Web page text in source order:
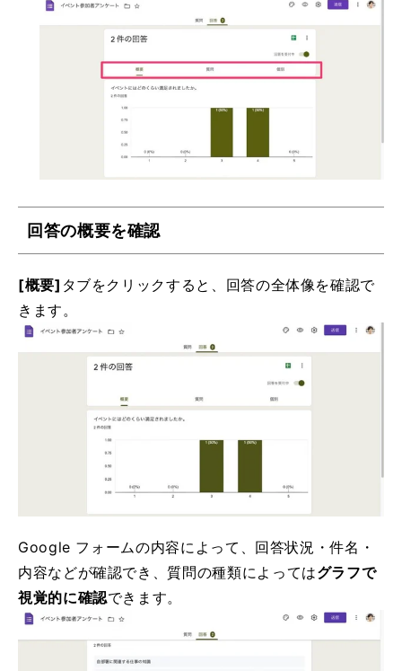
回答の概要を確認
[概要] タブをクリックすると、回答の全体像を確認で
きます。
Google フォームの内容によって、回答状況・件名・
内容などが確認でき、質問の種類によってはグラフで
視覚的に確認できます。